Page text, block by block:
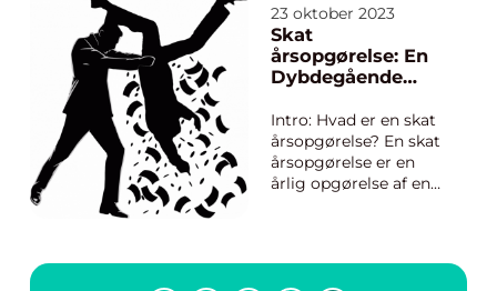
af de mest
almindelige
spørgsmål, der opstår
i denne
hvornår man får
penge tilbage i skat.
Denne artikel vil
uddybe det...
23 oktober 2023
Skat
årsopgørelse: En
Dybdegående
Intro: Hvad er en skat
årsopgørelse? En skat
årsopgørelse er en
årlig opgørelse af ens
at man betaler den